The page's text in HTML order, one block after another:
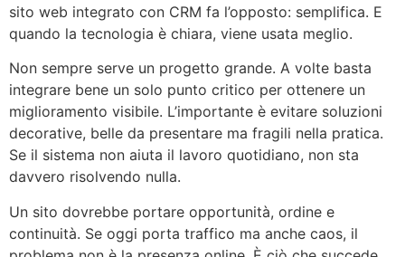
sito web integrato con CRM fa l’opposto: semplifica. E
quando la tecnologia è chiara, viene usata meglio.
Non sempre serve un progetto grande. A volte basta
integrare bene un solo punto critico per ottenere un
miglioramento visibile. L’importante è evitare soluzioni
decorative, belle da presentare ma fragili nella pratica.
Se il sistema non aiuta il lavoro quotidiano, non sta
davvero risolvendo nulla.
Un sito dovrebbe portare opportunità, ordine e
continuità. Se oggi porta traffico ma anche caos, il